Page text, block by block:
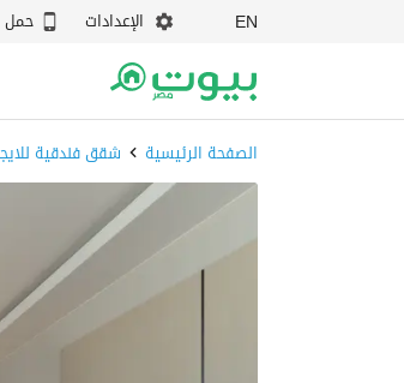
EN الإعدادات حمل
الصفحة الرئيسية شقق فندقية